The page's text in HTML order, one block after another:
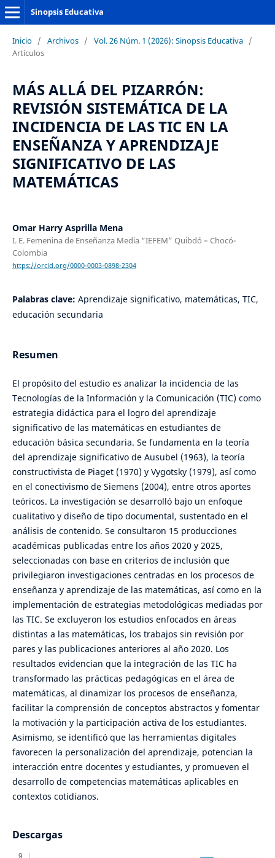
Sinopsis Educativa
Inicio / Archivos / Vol. 26 Núm. 1 (2026): Sinopsis Educativa /
Artículos
MÁS ALLÁ DEL PIZARRÓN:
REVISIÓN SISTEMÁTICA DE LA
INCIDENCIA DE LAS TIC EN LA
ENSEÑANZA Y APRENDIZAJE
SIGNIFICATIVO DE LAS
MATEMÁTICAS
Omar Harry Asprilla Mena
I. E. Femenina de Enseñanza Media “IEFEM” Quibdó – Chocó-
Colombia
https://orcid.org/0000-0003-0898-2304
Palabras clave: Aprendizaje significativo, matemáticas, TIC,
educación secundaria
Resumen
El propósito del estudio es analizar la incidencia de las
Tecnologías de la Información y la Comunicación (TIC) como
estrategia didáctica para el logro del aprendizaje
significativo de las matemáticas en estudiantes de
educación básica secundaria. Se fundamenta en la teoría
del aprendizaje significativo de Ausubel (1963), la teoría
constructivista de Piaget (1970) y Vygotsky (1979), así como
en el conectivismo de Siemens (2004), entre otros aportes
teóricos. La investigación se desarrolló bajo un enfoque
cualitativo y diseño de tipo documental, sustentado en el
análisis de contenido. Se consultaron 15 producciones
académicas publicadas entre los años 2020 y 2025,
seleccionadas con base en criterios de inclusión que
privilegiaron investigaciones centradas en los procesos de
enseñanza y aprendizaje de las matemáticas, así como en la
implementación de estrategias metodológicas mediadas por
las TIC. Se excluyeron los estudios enfocados en áreas
distintas a las matemáticas, los trabajos sin revisión por
pares y las publicaciones anteriores al año 2020. Los
resultados evidencian que la integración de las TIC ha
transformado las prácticas pedagógicas en el área de
matemáticas, al dinamizar los procesos de enseñanza,
facilitar la comprensión de conceptos abstractos y fomentar
la motivación y la participación activa de los estudiantes.
Asimismo, se identificó que las herramientas digitales
favorecen la personalización del aprendizaje, potencian la
interacción entre docentes y estudiantes, y promueven el
desarrollo de competencias matemáticas aplicables en
contextos cotidianos.
Descargas